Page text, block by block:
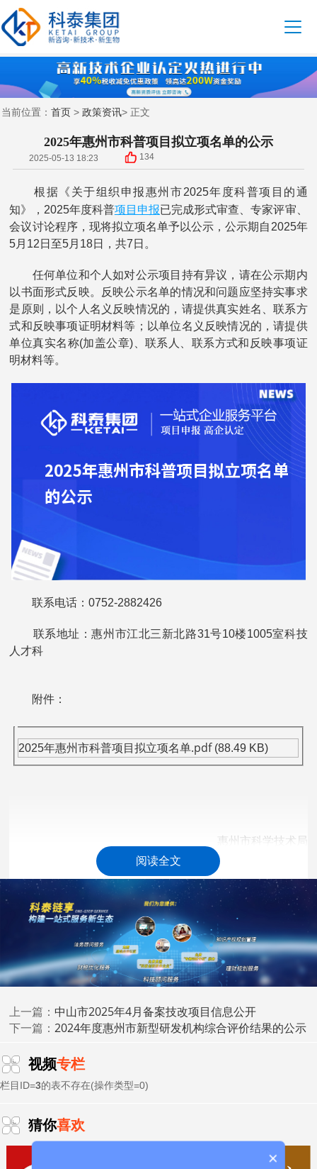
当前位置： 首页 > 政策资讯> 正文
2025年惠州市科普项目拟立项名单的公示
2025-05-13 18:23 134
根据《关于组织申报惠州市2025年度科普项目的通
知》，2025年度科普项目申报已完成形式审查、专家评审、
会议讨论程序，现将拟立项名单予以公示，公示期自2025年
5月12日至5月18日，共7日。
任何单位和个人如对公示项目持有异议，请在公示期内
以书面形式反映。反映公示名单的情况和问题应坚持实事求
是原则，以个人名义反映情况的，请提供真实姓名、联系方
式和反映事项证明材料等；以单位名义反映情况的，请提供
单位真实名称(加盖公章)、联系人、联系方式和反映事项证
明材料等。
联系电话：0752-2882426
联系地址：惠州市江北三新北路31号10楼1005室科技
人才科
附件：
2025年惠州市科普项目拟立项名单.pdf(88.49 KB)
惠州市科学技术局
2025年5月12日
科泰集团(https://www.gdktzx.com/)成立16年来，致力于
高新技术企业认定、 名优高新技术产品认定、省市工程
中心认定、省市企业技术中心认定、省市工业设计中心认
定、省市重点实验室认定、新型研发机构认定、专精特新中
小企业、专精特新“小巨人”、制造业单项冠军、专利软著申
请、研发费用加计扣除、两化融合贯标认证、科技型中小企
业评价入库、创新创业大赛、专利奖、科学技术奖、科技成
时获取最新科技项目资讯！
阅读全文
上一篇： 中山市2025年4月备案技改项目信息公开
下一篇： 2024年度惠州市新型研发机构综合评价结果的公示
视频专栏
栏目ID=3的表不存在(操作类型=0)
猜你喜欢
×